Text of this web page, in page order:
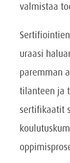
valmistaa
uraasi
paremman
tilanteen ja
sertifikaatit